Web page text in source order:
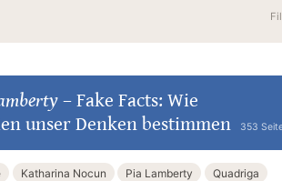
– Fake Facts: Wie
unser Denken bestimmen
353
Katharina Nocun Pia Lamberty
Quadriga